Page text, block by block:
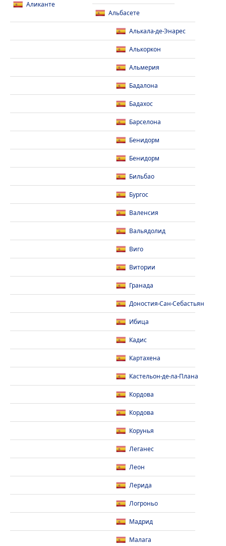
Аликанте
Альбасете
Алькала-де-Энарес
Алькоркон
Альмерия
Бадалона
Бадахос
Барселона
Бенидорм
Бенидорм
Бильбао
Бургос
Валенсия
Вальядолид
Виго
Витории
Гранада
Доностия-Сан-Себастьян
Ибица
Кадис
Картахена
Кастельон-де-ла-Плана
Кордова
Кордова
Корунья
Леганес
Леон
Лерида
Логроньо
Мадрид
Малага